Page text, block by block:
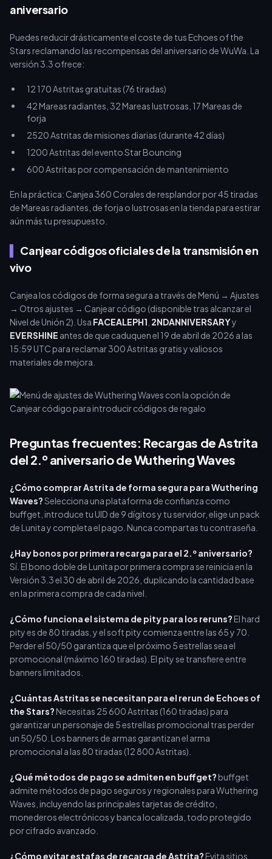
aniversario
Puedes reducir drásticamente el coste de tus Echoes of the
Stars reclamando las recompensas del aniversario de WuWa. La
versión 3.3 ofrece:
12 170 Astritas gratuitas (76 tiradas)
42 Mareas radiantes, 32 Mareas lustrosas, 17 Mareas de
forja
2520 Astritas de misiones diarias (durante 42 días)
1200 Astritas del evento Star Bouncing
600 Astritas por compensación de mantenimiento
En la práctica: Canjea 360 Corales de resplandor por 45 tiradas
de Mareas radiantes, de forja o lustrosas en la tienda para estirar
aún más tu presupuesto.
Canjear códigos oficiales de la transmisión en
vivo
Canjea los códigos de forma segura a través de Menú → Ajustes
→ Otros ajustes → Canjear código (disponible tras alcanzar el
Nivel de Unión 2). Usa FACEALEPH1 2NDANNIVERSARYy
EVERSHINE antes de que caduquen el 19 de abril de 2026 a las
15:59 UTC para reclamar 300 Astritas gratis y valiosos
materiales de mejora.
Preguntas frecuentes: Recargas de Astrita
del 2.º aniversario de Wuthering Waves
¿Cómo comprar Astrita de forma segura para Wuthering
Waves?Selecciona una plataforma de confianza como
buffget, introduce tu UID de 9 dígitos y tu servidor, elige un pack
de Lunita y completa el pago. Nunca compartas tu contraseña.
¿Hay bonos por primera recarga para el 2.º aniversario?
Sí. El bono doble de Lunita por primera compra se reinicia en la
Versión 3.3 el 30 de abril de 2026, duplicando la cantidad base
en la primera compra de cada nivel.
¿Cómo funciona el sistema de pity para los reruns?El hard
pity es de 80 tiradas, y el soft pity comienza entre las 65 y 70.
Perder el 50/50 garantiza que el próximo 5 estrellas sea el
promocional (máximo 160 tiradas). El pity se transfiere entre
banners limitados.
¿Cuántas Astritas se necesitan para el rerun de Echoes of
the Stars?Necesitas 25 600 Astritas (160 tiradas) para
garantizar un personaje de 5 estrellas promocional tras perder
un 50/50. Los banners de armas garantizan el arma
promocional a las 80 tiradas (12 800 Astritas).
¿Qué métodos de pago se admiten en buffget?buffget
admite métodos de pago seguros y regionales para Wuthering
Waves, incluyendo las principales tarjetas de crédito,
monederos electrónicos y banca localizada, todo protegido
por cifrado avanzado.
¿Cómo evitar estafas de recarga de Astrita?Evita sitios